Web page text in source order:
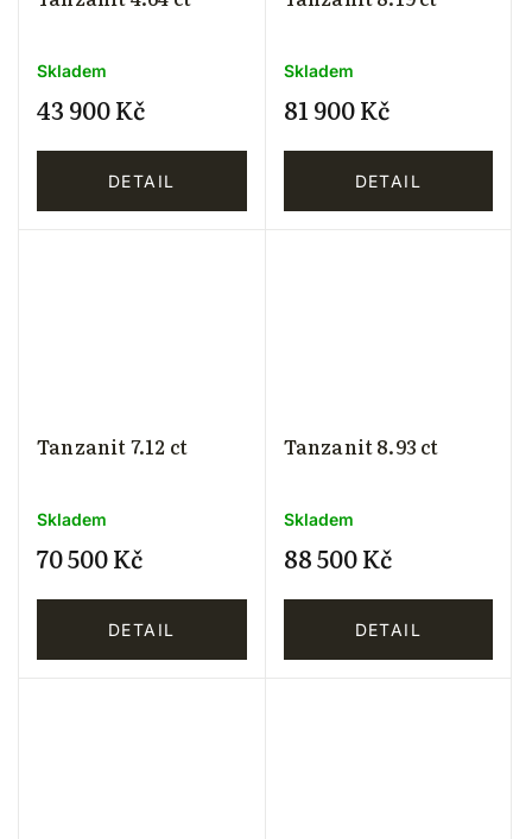
Skladem
43 900 Kč
DETAIL
Skladem
81 900 Kč
DETAIL
Tanzanit 7.12 ct
Skladem
70 500 Kč
DETAIL
Tanzanit 8.93 ct
Skladem
88 500 Kč
DETAIL